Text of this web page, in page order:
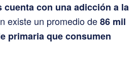
cuenta con una adicción a la
existe un promedio de86 mil
primaria que consumen